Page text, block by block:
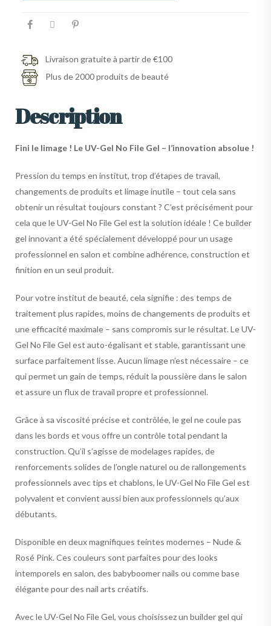
Livraison gratuite à partir de €100
Plus de 2000 produits de beauté
Description
Fini le limage ! Le UV-Gel No File Gel – l’innovation absolue !
Pression du temps en institut, trop d’étapes de travail,
changements de produits et limage inutile – tout cela sans
obtenir un résultat toujours constant ? C’est précisément pour
cela que le UV-Gel No File Gel est la solution idéale ! Ce builder
gel innovant a été spécialement développé pour un usage
professionnel en salon et combine adhérence, construction et
finition en un seul produit.
Pour votre institut de beauté, cela signifie : des temps de
traitement plus rapides, moins de changements de produits et
une efficacité maximale – sans compromis sur le résultat. Le UV-
Gel No File Gel est auto-égalisant et stable, garantissant une
surface parfaitement lisse. Aucun limage n’est nécessaire – ce
qui permet un gain de temps, réduit la poussière dans le salon
et assure un flux de travail propre et professionnel.
Grâce à sa viscosité précise et contrôlée, le gel ne coule pas
dans les bords et vous offre un contrôle total pendant la
construction. Qu’il s’agisse de modelages rapides, de
renforcements solides de l’ongle naturel ou de rallongements
professionnels avec tips et chablons, le UV-Gel No File Gel est
polyvalent et convient aussi bien aux professionnels qu’aux
débutants.
Disponible en deux magnifiques teintes modernes – Nude &
Rosé Pink. Ces couleurs sont parfaites pour des looks
intemporels en salon, des babyboomer nails ou comme base
élégante pour des nail arts créatifs.
Avec le UV-Gel No File Gel, vous choisissez un builder gel qui